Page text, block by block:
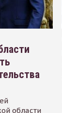
области